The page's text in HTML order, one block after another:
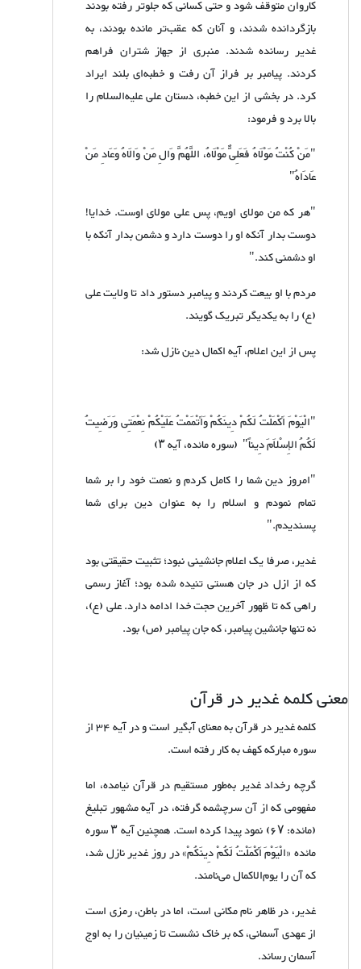
کاروان متوقف شود و حتی کسانی که جلوتر رفته بودند
بازگردانده شدند، و آنان که عقب‌تر مانده بودند، به
غدیر رسانده شدند. منبری از جهاز شتران فراهم
کردند. پیامبر بر فراز آن رفت و خطبه‌ای بلند ایراد
کرد. در بخشی از این خطبه، دستان علی علیه‌السلام را
بالا برد و فرمود:
"مَنْ کُنْتُ مَوْلَاهُ فَعَلِیٌّ مَوْلَاهُ، اللَّهُمَّ وَالِ مَنْ وَالَاهُ وَعَادِ مَنْ
عَادَاهُ"
"هر که من مولای اویم، پس علی مولای اوست. خدایا!
دوست بدار آنکه او را دوست دارد و دشمن بدار آنکه با
او دشمنی کند."
مردم با او بیعت کردند و پیامبر دستور داد تا ولایت علی
(ع) را به یکدیگر تبریک گویند.
پس از این اعلام، آیه اکمال دین نازل شد:
"الْیَوْمَ أَکْمَلْتُ لَکُمْ دِینَکُمْ وَأَتْمَمْتُ عَلَیْکُمْ نِعْمَتِی وَرَضِیتُ
لَکُمُ الإِسْلاَمَ دِیناً" (سوره مائده، آیه۳)
"امروز دین شما را کامل کردم و نعمت خود را بر شما
تمام نمودم و اسلام را به عنوان دین برای شما
پسندیدم."
غدیر، صرفا یک اعلام جانشینی نبود؛ تثبیت حقیقتی بود
که از ازل در جان هستی تنیده شده بود؛ آغاز رسمی
راهی که تا ظهور آخرین حجت خدا ادامه دارد. علی (ع)،
نه تنها جانشین پیامبر، که جان پیامبر (ص) بود.
معنی کلمه غدیر در قرآن
کلمه غدیر در قرآن به معنای آبگیر است و در آیه 34 از
سوره مبارکه کهف به کار رفته است.
گرچه رخداد غدیر به‌طور مستقیم در قرآن نیامده، اما
مفهومی که از آن سرچشمه گرفته، در آیه‌ مشهور تبلیغ
(مائده:۶۷) نمود پیدا کرده است. همچنین آیه۳سوره
مائده «الْيَوْمَ أَكْمَلْتُ لَكُمْ دِينَكُمْ» در روز غدیر نازل شد،
که آن را یوم‌الاکمال می‌نامند.
غدیر، در ظاهر نام مکانی است، اما در باطن، رمزی است
از عهدی آسمانی، که بر خاک نشست تا زمینیان را به اوج
آسمان رساند.